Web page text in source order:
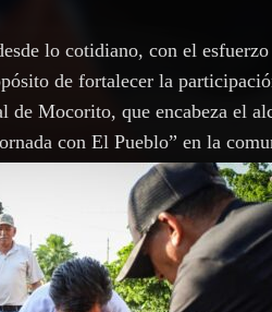
lo cotidiano, con el
de fortalecer la
Mocorito, que encabeza el
con El Pueblo” en la